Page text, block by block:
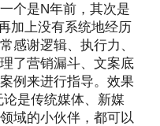
样的？
个是N年前，其次是
加上没有系统地经历
感谢逻辑、执行力、
了营销漏斗、文案底
例来进行指导。效果
是传统媒体、新媒
域的小伙伴，都可以